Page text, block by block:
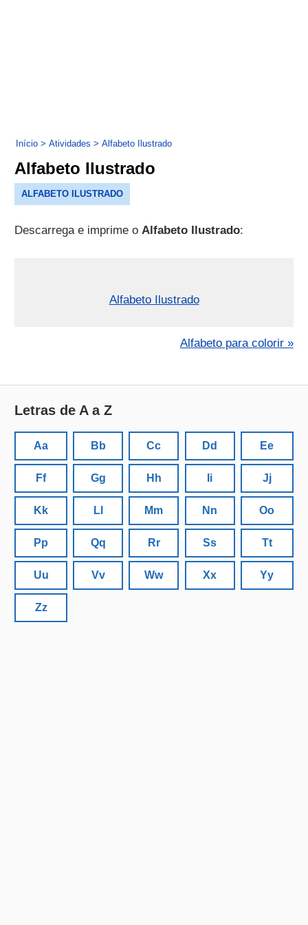
Início > Atividades > Alfabeto Ilustrado
Alfabeto Ilustrado
ALFABETO ILUSTRADO
Descarrega e imprime oAlfabeto Ilustrado:
Alfabeto Ilustrado
Alfabeto para colorir »
Letras de A a Z
Aa Bb Cc Dd Ee
Ff Gg Hh Ii Jj
Kk Ll Mm Nn Oo
Pp Qq Rr Ss Tt
Uu Vv Ww Xx Yy
Zz